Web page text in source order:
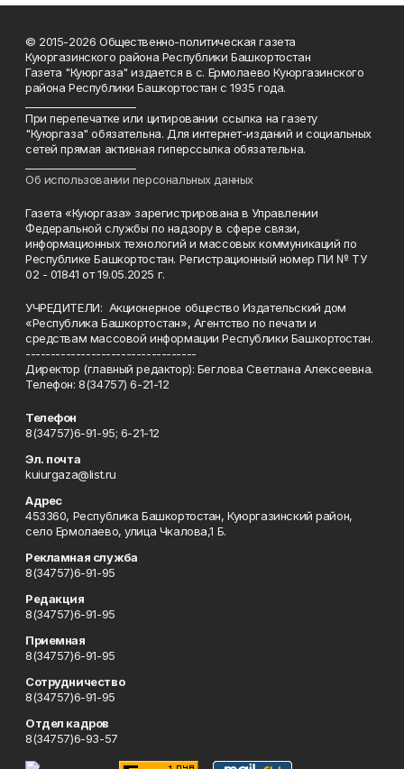
© 2015-2026 Общественно-политическая газета
Куюргазинского района Республики Башкортостан
Газета "Куюргаза" издается в с. Ермолаево Куюргазинского
района Республики Башкортостан с 1935 года.
При перепечатке или цитировании ссылка на газету
"Куюргаза" обязательна. Для интернет-изданий и социальных
сетей прямая активная гиперссылка обязательна.
Об использовании персональных данных
Газета «Куюргаза» зарегистрирована в Управлении
Федеральной службы по надзору в сфере связи,
информационных технологий и массовых коммуникаций по
Республике Башкортостан. Регистрационный номер ПИ № ТУ
02 - 01841 от 19.05.2025 г.
УЧРЕДИТЕЛИ: Акционерное общество Издательский дом
«Республика Башкортостан», Агентство по печати и
средствам массовой информации Республики Башкортостан.
----------------------------------
Директор (главный редактор): Беглова Светлана Алексеевна.
Телефон: 8(34757) 6-21-12
Телефон
8(34757)6-91-95; 6-21-12
Эл. почта
kuiurgaza@list.ru
Адрес
453360, Республика Башкортостан, Куюргазинский район,
село Ермолаево, улица Чкалова,1 Б.
Рекламная служба
8(34757)6-91-95
Редакция
8(34757)6-91-95
Приемная
8(34757)6-91-95
Сотрудничество
8(34757)6-91-95
Отдел кадров
8(34757)6-93-57